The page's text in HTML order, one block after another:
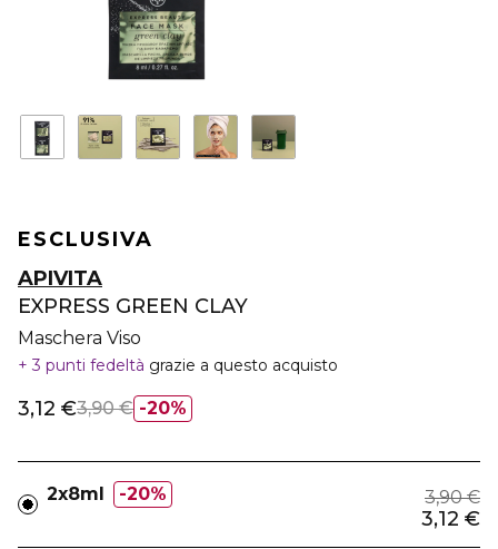
ESCLUSIVA
APIVITA
EXPRESS GREEN CLAY
Maschera Viso
3 punti fedeltà grazie a questo acquisto
20%
3,12 €3,90 €
2x8ml 20% 3,90 €
3,12 €